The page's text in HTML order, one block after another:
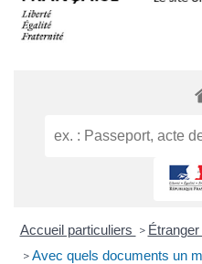
Accueil particuliers >
> Avec quels documents un